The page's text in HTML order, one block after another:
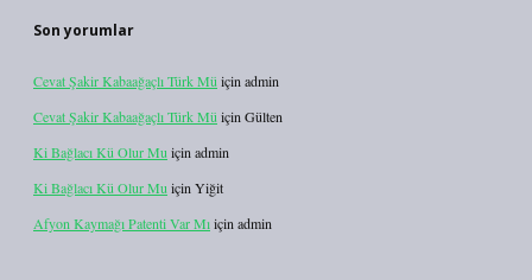
Son yorumlar
Cevat Şakir Kabaağaçlı Türk Mü için admin
Cevat Şakir Kabaağaçlı Türk Mü için Gülten
Ki Bağlacı Kü Olur Mu için admin
Ki Bağlacı Kü Olur Mu için Yiğit
Afyon Kaymağı Patenti Var Mıiçin admin